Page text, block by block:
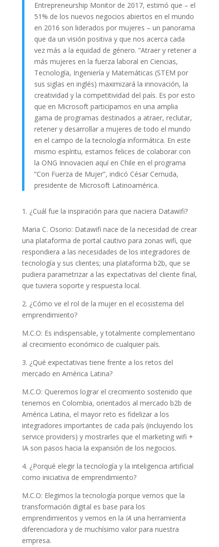
Entrepreneurship Monitor de 2017, estimó que – el
51% de los nuevos negocios abiertos en el mundo
en 2016 son liderados por mujeres – un panorama
que da un visión positiva y que nos acerca cada
vez más a la equidad de género. “Atraer y retener a
más mujeres en la fuerza laboral en Ciencias,
Tecnología, Ingeniería y Matemáticas (STEM por
sus siglas en inglés) maximizará la innovación, la
creatividad y la competitividad del país. Es por esto
que en Microsoft participamos en una amplia
gama de programas destinados a atraer, reclutar,
retener y desarrollar a mujeres de todo el mundo
en el campo de la tecnología informática. En este
mismo espíritu, estamos felices de colaborar con
la ONG Innovacien aquí en Chile en el programa
“Con Fuerza de Mujer”, indicó César Cernuda,
presidente de Microsoft Latinoamérica.
1. ¿Cuál fue la inspiración para que naciera Datawifi?
Maria C. Osorio: Datawifi nace de la necesidad de crear
una plataforma de portal cautivo para zonas wifi, que
respondiera a las necesidades de los integradores de
tecnología y sus clientes; una plataforma b2b, que se
pudiera parametrizar a las expectativas del cliente final,
que tuviera soporte y respuesta local.
2. ¿Cómo ve el rol de la mujer en el ecosistema del
emprendimiento?
M.C.O: Es indispensable, y totalmente complementario
al crecimiento económico de cualquier país.
3. ¿Qué expectativas tiene frente a los retos del
mercado en América Latina?
M.C.O: Queremos lograr el crecimiento sostenido que
tenemos en Colombia, orientados al mercado b2b de
América Latina, el mayor reto es fidelizar a los
integradores importantes de cada país (incluyendo los
service providers) y mostrarles que el marketing wifi +
IA son pasos hacia la expansión de los negocios.
4. ¿Porqué elegir la tecnología y la inteligencia artificial
como iniciativa de emprendimiento?
M.C.O: Elegimos la tecnología porque vemos que la
transformación digital es base para los
emprendimientos y vemos en la IA una herramienta
diferenciadora y de muchísimo valor para nuestra
empresa.